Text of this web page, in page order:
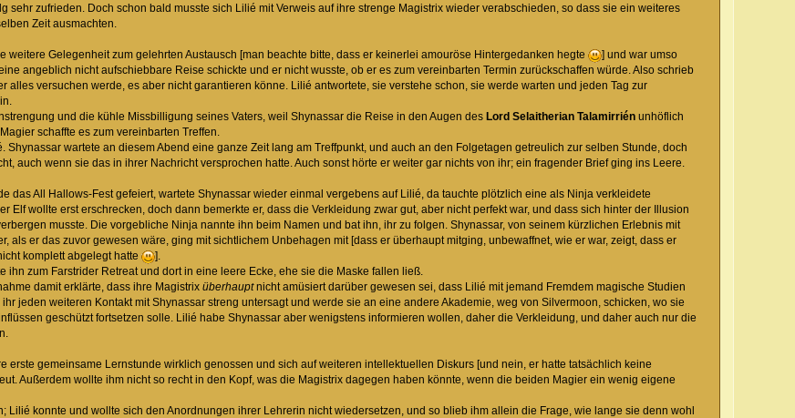
sehr zufrieden. Doch schon bald musste sich Lilié mit Verweis auf ihre strenge Magistrix wieder verabschieden, so dass sie ein weiteres
Zeit ausmachten.
weitere Gelegenheit zum gelehrten Austausch [man beachte bitte, dass er keinerlei amouröse Hintergedanken hegte
] und war umso
angeblich nicht aufschiebbare Reise schickte und er nicht wusste, ob er es zum vereinbarten Termin zurückschaffen würde. Also schrieb
alles versuchen werde, es aber nicht garantieren könne. Lilié antwortete, sie verstehe schon, sie werde warten und jeden Tag zur
und die kühle Missbilligung seines Vaters, weil Shynassar die Reise in den Augen des Lord Selaitherian Talamirriénunhöflich
schaffte es zum vereinbarten Treffen.
Shynassar wartete an diesem Abend eine ganze Zeit lang am Treffpunkt, und auch an den Folgetagen getreulich zur selben Stunde, doch
auch wenn sie das in ihrer Nachricht versprochen hatte. Auch sonst hörte er weiter gar nichts von ihr; ein fragender Brief ging ins Leere.
das All Hallows-Fest gefeiert, wartete Shynassar wieder einmal vergebens auf Lilié, da tauchte plötzlich eine als Ninja verkleidete
Elf wollte erst erschrecken, doch dann bemerkte er, dass die Verkleidung zwar gut, aber nicht perfekt war, und dass sich hinter der Illusion
musste. Die vorgebliche Ninja nannte ihn beim Namen und bat ihn, ihr zu folgen. Shynassar, von seinem kürzlichen Erlebnis mit
als er das zuvor gewesen wäre, ging mit sichtlichem Unbehagen mit [dass er überhaupt mitging, unbewaffnet, wie er war, zeigt, dass er
komplett abgelegt hatte
].
ihn zum Farstrider Retreat und dort in eine leere Ecke, ehe sie die Maske fallen ließ.
damit erklärte, dass ihre Magistrix überhauptnicht amüsiert darüber gewesen sei, dass Lilié mit jemand Fremdem magische Studien
jeden weiteren Kontakt mit Shynassar streng untersagt und werde sie an eine andere Akademie, weg von Silvermoon, schicken, wo sie
geschützt fortsetzen solle. Lilié habe Shynassar aber wenigstens informieren wollen, daher die Verkleidung, und daher auch nur die
erste gemeinsame Lernstunde wirklich genossen und sich auf weiteren intellektuellen Diskurs [und nein, er hatte tatsächlich keine
Außerdem wollte ihm nicht so recht in den Kopf, was die Magistrix dagegen haben könnte, wenn die beiden Magier ein wenig eigene
Lilié konnte und wollte sich den Anordnungen ihrer Lehrerin nicht wiedersetzen, und so blieb ihm allein die Frage, wie lange sie denn wohl